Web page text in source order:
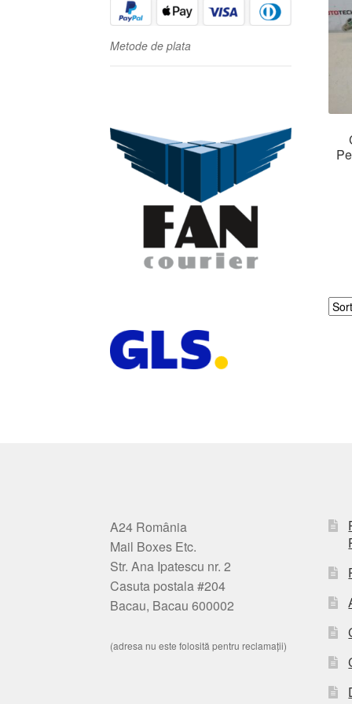
Metode de plata
A24 România
Mail Boxes Etc.
Str. Ana Ipatescu nr. 2
Casuta postala #204
Bacau, Bacau 600002
(adresa nu este folosită pentru reclamații)